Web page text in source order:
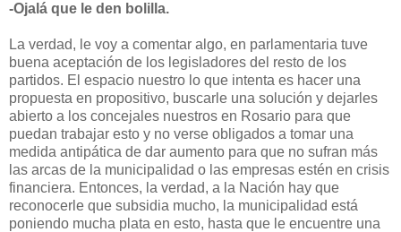
-Ojalá que le den bolilla.
La verdad, le voy a comentar algo, en parlamentaria tuve
buena aceptación de los legisladores del resto de los
partidos. El espacio nuestro lo que intenta es hacer una
propuesta en propositivo, buscarle una solución y dejarles
abierto a los concejales nuestros en Rosario para que
puedan trabajar esto y no verse obligados a tomar una
medida antipática de dar aumento para que no sufran más
las arcas de la municipalidad o las empresas estén en crisis
financiera. Entonces, la verdad, a la Nación hay que
reconocerle que subsidia mucho, la municipalidad está
poniendo mucha plata en esto, hasta que le encuentre una